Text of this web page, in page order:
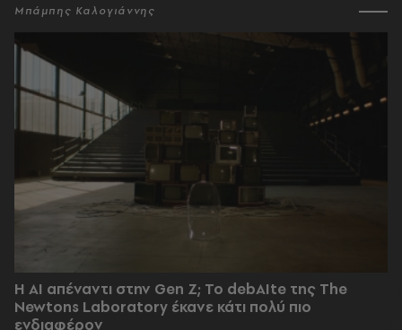
Μπάμπης Καλογιάννης
Η AI απέναντι στην Gen Z; Το debAIte της The
Newtons Laboratory έκανε κάτι πολύ πιο
ενδιαφέρον